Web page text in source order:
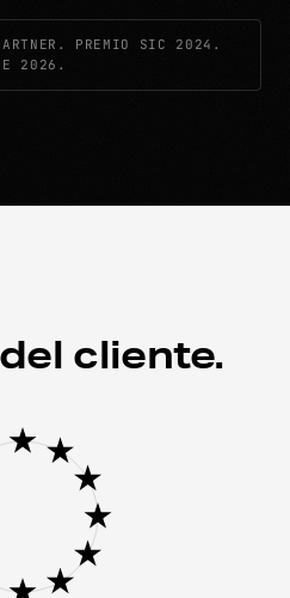
PREMIO SIC 2024.
2026.
cliente.